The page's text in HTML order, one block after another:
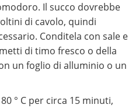
Il succo dovrebbe
di cavolo, quindi
Conditela con sale e
di timo fresco o della
un foglio di alluminio o un
° C per circa 15 minuti,